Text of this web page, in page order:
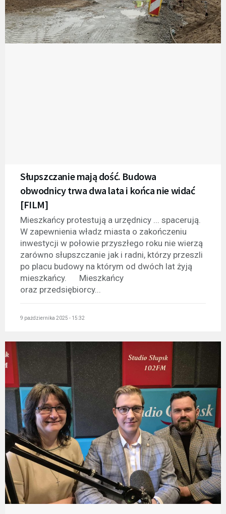
Słupszczanie mają dość. Budowa
obwodnicy trwa dwa lata i końca nie widać
[FILM]
Mieszkańcy protestują a urzędnicy ... spacerują.
W zapewnienia władz miasta o zakończeniu
inwestycji w połowie przyszłego roku nie wierzą
zarówno słupszczanie jak i radni, którzy przeszli
po placu budowy na którym od dwóch lat żyją
mieszkańcy. Mieszkańcy
oraz przedsiębiorcy...
9 października 2025 - 15:32